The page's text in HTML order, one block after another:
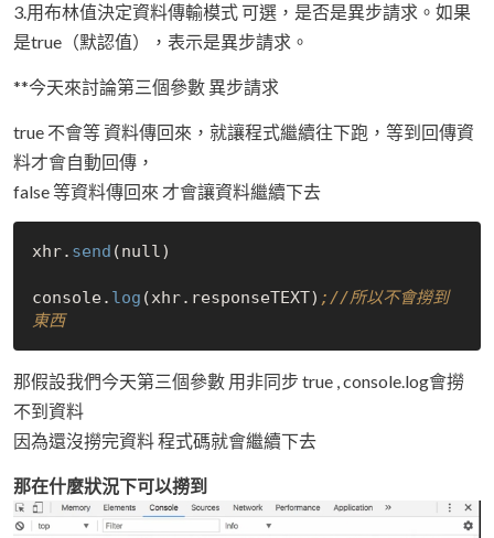
3.用布林值決定資料傳輸模式 可選，是否是異步請求。如果
是true（默認值），表示是異步請求。
**今天來討論第三個參數 異步請求
true 不會等 資料傳回來，就讓程式繼續往下跑，等到回傳資
料才會自動回傳，
false 等資料傳回來 才會讓資料繼續下去
xhr. send (null)
console. log (xhr.responseTEXT) ;//所以不會撈到
東西
那假設我們今天第三個參數 用非同步 true , console.log會撈
不到資料
因為還沒撈完資料 程式碼就會繼續下去
那在什麼狀況下可以撈到